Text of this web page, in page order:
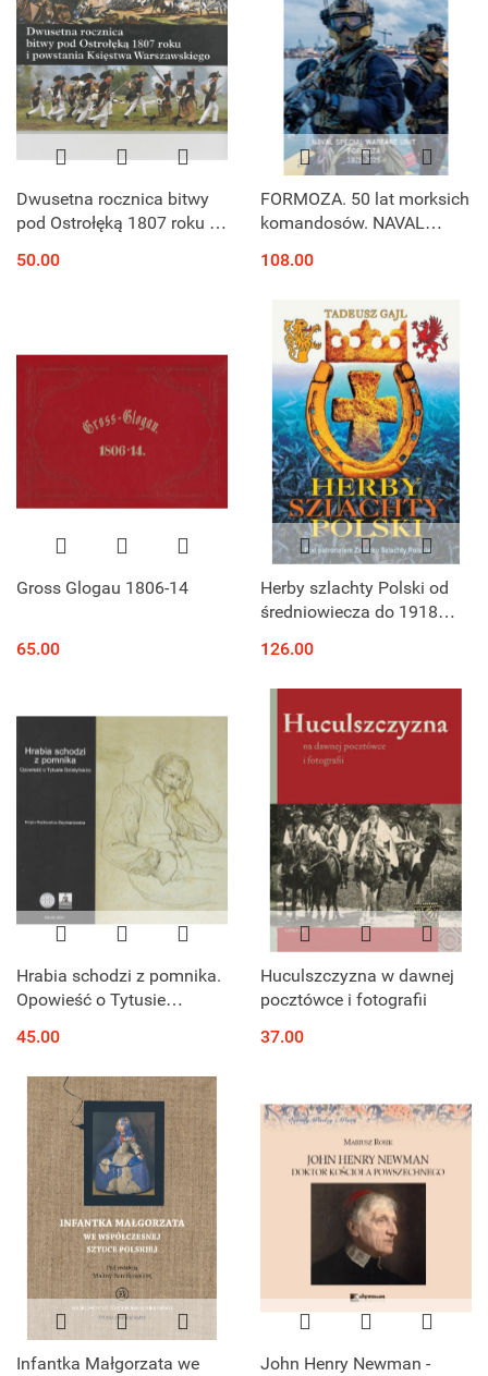
Dwusetna rocznica bitwy
pod Ostrołęką 1807 roku i
Warszawskiego
50.00
FORMOZA. 50 lat morksich
komandosów. NAVAL
FORMOZA - 50 YEARS OF
1975-2025
108.00
Gross Glogau 1806-14
65.00
Herby szlachty Polski od
średniowiecza do 1918
126.00
Hrabia schodzi z pomnika.
Opowieść o Tytusie
45.00
Huculszczyzna w dawnej
pocztówce i fotografii
37.00
Infantka Małgorzata we
John Henry Newman -